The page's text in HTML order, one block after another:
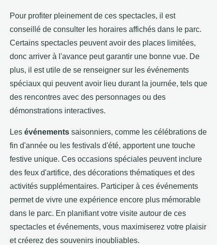
Pour profiter pleinement de ces spectacles, il est
conseillé de consulter les horaires affichés dans le parc.
Certains spectacles peuvent avoir des places limitées,
donc arriver à l'avance peut garantir une bonne vue. De
plus, il est utile de se renseigner sur les événements
spéciaux qui peuvent avoir lieu durant la journée, tels que
des rencontres avec des personnages ou des
démonstrations interactives.
Les événements saisonniers, comme les célébrations de
fin d'année ou les festivals d'été, apportent une touche
festive unique. Ces occasions spéciales peuvent inclure
des feux d'artifice, des décorations thématiques et des
activités supplémentaires. Participer à ces événements
permet de vivre une expérience encore plus mémorable
dans le parc. En planifiant votre visite autour de ces
spectacles et événements, vous maximiserez votre plaisir
et créerez des souvenirs inoubliables.